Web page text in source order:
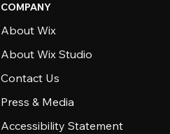
COMPANY
About Wix
About Wix Studio
Contact Us
Press & Media
Accessibility Statement